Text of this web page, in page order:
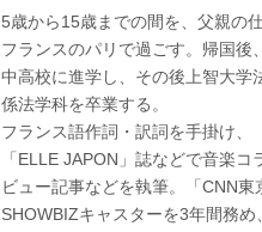
5歳から15歳までの間を、父親の
フランスのパリで過ごす。帰国後
中高校に進学し、その後上智大学
係法学科を卒業する。
フランス語作詞・訳詞を手掛け、
「ELLE JAPON」誌などで音楽コ
ビュー記事などを執筆。「CNN東
SHOWBIZキャスターを3年間務め